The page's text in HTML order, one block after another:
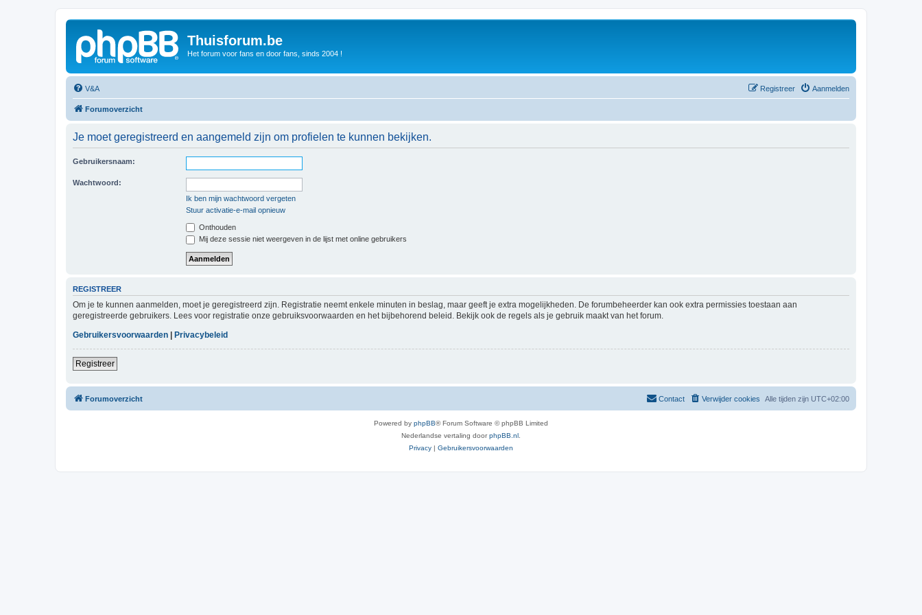
Thuisforum.be
Het forum voor fans en door fans, sinds 2004 !
V&A Aanmelden
Registreer
Forumoverzicht
Je moet geregistreerd en aangemeld zijn om profielen te kunnen bekijken.
Gebruikersnaam:
Wachtwoord:
Ik ben mijn wachtwoord vergeten
Stuur activatie-e-mail opnieuw
Onthouden
Mij deze sessie niet weergeven in de lijst met online gebruikers
REGISTREER
Om je te kunnen aanmelden, moet je geregistreerd zijn. Registratie neemt enkele minuten in beslag, maar geeft je extra mogelijkheden. De forumbeheerder kan ook extra permissies toestaan aan
geregistreerde gebruikers. Lees voor registratie onze gebruiksvoorwaarden en het bijbehorend beleid. Bekijk ook de regels als je gebruik maakt van het forum.
Gebruikersvoorwaarden
Privacybeleid
Registreer
Forumoverzicht Alle tijden zijn UTC+02:00
Verwijder cookies
Contact
Powered by phpBB® Forum Software © phpBB Limited
Nederlandse vertaling doorphpBB.nl.
Privacy | Gebruikersvoorwaarden